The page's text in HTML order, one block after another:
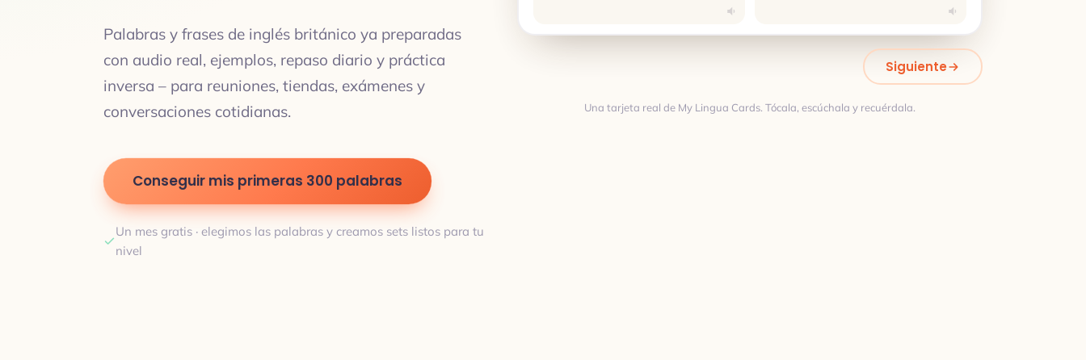
Palabras y frases de inglés británico ya preparadas
con audio real, ejemplos, repaso diario y práctica
inversa – para reuniones, tiendas, exámenes y
conversaciones cotidianas.
Conseguir mis primeras 300 palabras
Un mes gratis · elegimos las palabras y creamos sets listos para tu
nivel
Siguiente
Una tarjeta real de My Lingua Cards. Tócala, escúchala y recuérdala.